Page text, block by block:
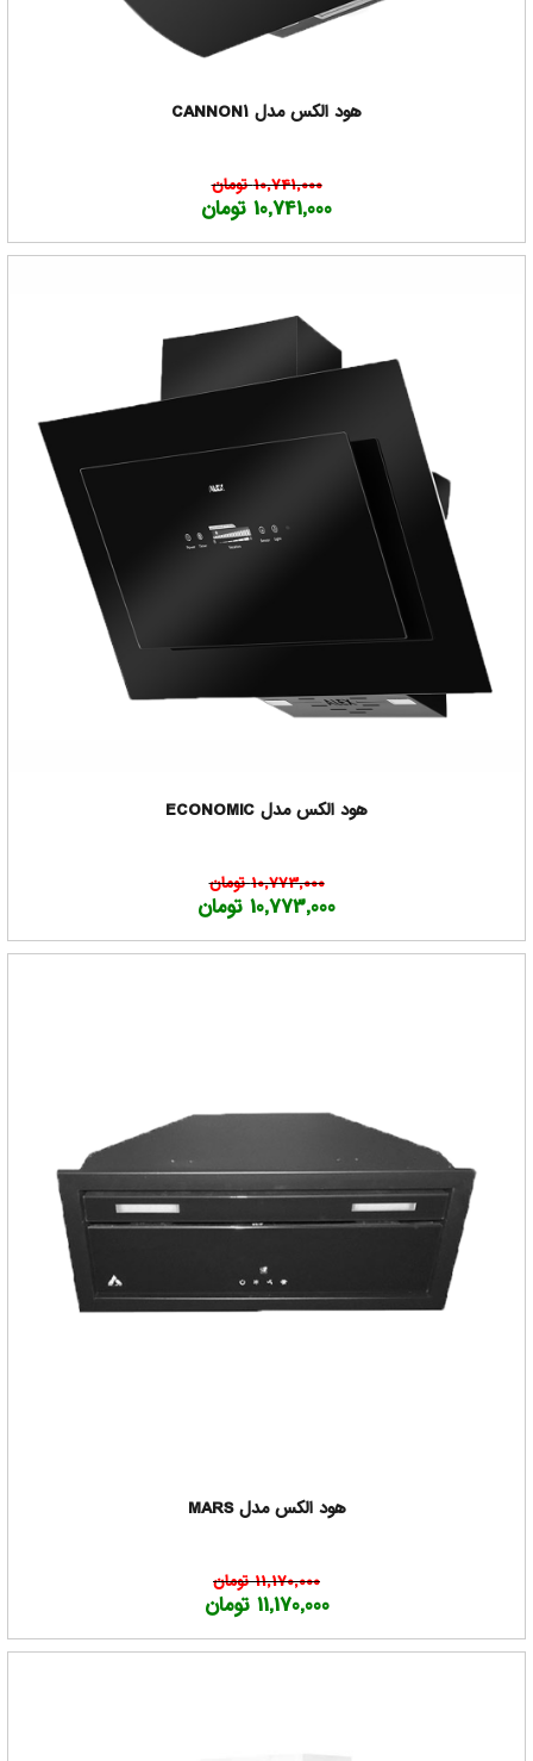
هود الکس مدل CANNON1
10,741,000 تومان
10,741,000 تومان
هود الکس مدل ECONOMIC
10,773,000 تومان
10,773,000 تومان
هود الکس مدل MARS
11,170,000 تومان
11,170,000 تومان